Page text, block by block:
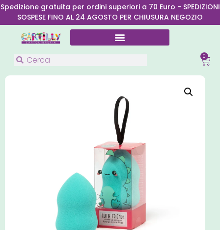
Spedizione gratuita per ordini superiori a 70 Euro - SPEDIZIONI
SOSPESE FINO AL 24 AGOSTO PER CHIUSURA NEGOZIO
0